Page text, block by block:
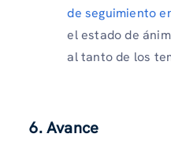
de seguimiento
el estado de
al tanto de los
6. Avance